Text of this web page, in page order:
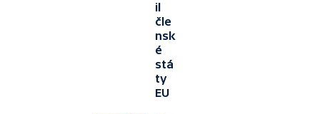
il
čle
nsk
é
stá
ty
EU